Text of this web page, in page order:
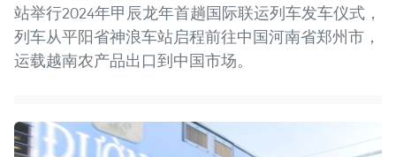
站举行2024年甲辰龙年首趟国际联运列车发车仪式，
列车从平阳省神浪车站启程前往中国河南省郑州市，
运载越南农产品出口到中国市场。